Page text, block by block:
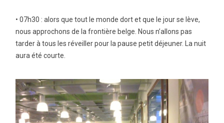
• 07h30 : alors que tout le monde dort et que le jour se lève,
nous approchons de la frontière belge. Nous n’allons pas
tarder à tous les réveiller pour la pause petit déjeuner. La nuit
aura été courte.